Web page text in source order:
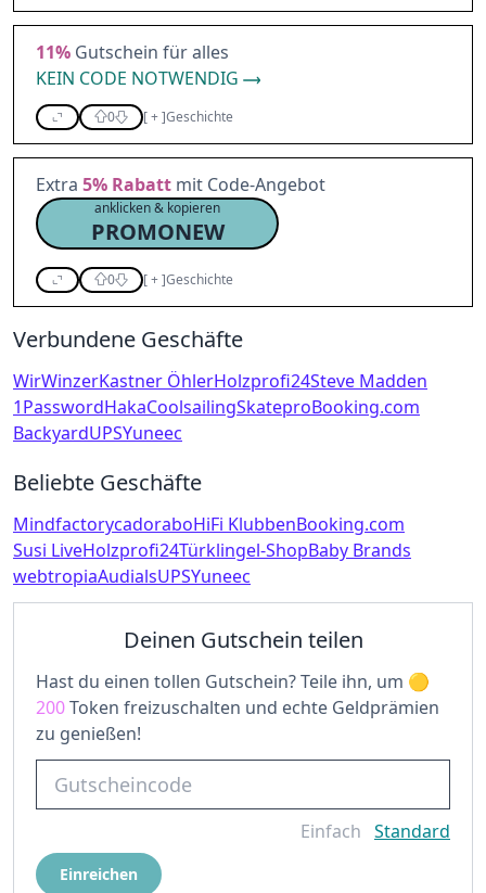
11% Gutschein für alles
KEIN CODE NOTWENDIG
0 [+]Geschichte
Extra 5% Rabatt mit Code-Angebot
anklicken & kopieren
PROMONEW
0 [+]Geschichte
Verbundene Geschäfte
WirWinzerKastner ÖhlerHolzprofi24Steve Madden
1PasswordHakaCoolsailingSkateproBooking.com
BackyardUPSYuneec
Beliebte Geschäfte
MindfactorycadoraboHiFi KlubbenBooking.com
Susi LiveHolzprofi24Türklingel-ShopBaby Brands
webtropiaAudialsUPSYuneec
Deinen Gutschein teilen
Hast du einen tollen Gutschein? Teile ihn, um
200Token freizuschalten und echte Geldprämien
zu genießen!
Einfach Standard
Einreichen